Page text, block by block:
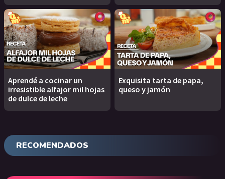
Aprendé a cocinar un
irresistible alfajor mil hojas
de dulce de leche
Exquisita tarta de papa,
queso y jamón
RECOMENDADOS